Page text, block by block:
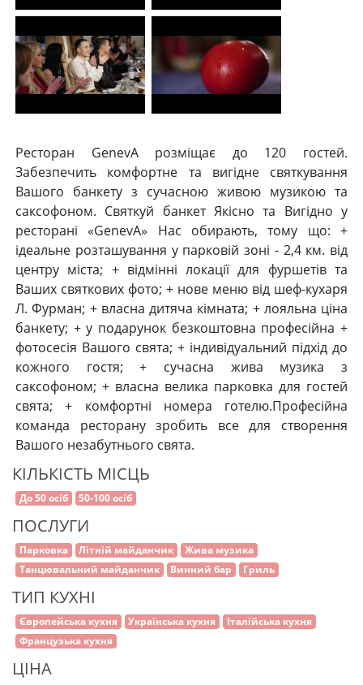
Ресторан GenevA розміщає до 120 гостей.
Забезпечить комфортне та вигідне святкування
Вашого банкету з сучасною живою музикою та
саксофоном. Святкуй банкет Якісно та Вигідно у
ресторані «GenevA» Нас обирають, тому що: +
ідеальне розташування у парковій зоні - 2,4 км. від
центру міста; + відмінні локації для фуршетів та
Ваших святкових фото; + нове меню від шеф-кухаря
Л. Фурман; + власна дитяча кімната; + лояльна ціна
банкету; + у подарунок безкоштовна професійна +
фотосесія Вашого свята; + індивідуальний підхід до
кожного гостя; + сучасна жива музика з
саксофоном; + власна велика парковка для гостей
свята; + комфортні номера готелю. ​Професійна
команда ресторану зробить все для створення
Вашого незабутнього свята.
КІЛЬКІСТЬ МІСЦЬ
До 50 осіб 50-100 осіб
ПОСЛУГИ
Парковка Літній майданчик
Жива музика
Танцювальний майданчик
Винний бар Гриль
ТИП КУХНІ
Європейська кухня Українська кухня
Італійська кухня
Французька кухня
ЦІНА